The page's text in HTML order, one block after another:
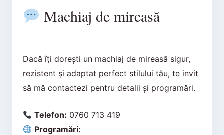
Machiaj de mireasă
Dacă îți dorești un machiaj de mireasă sigur,
rezistent și adaptat perfect stilului tău, te invit
să mă contactezi pentru detalii și programări.
Telefon: 0760 713 419
Programări: